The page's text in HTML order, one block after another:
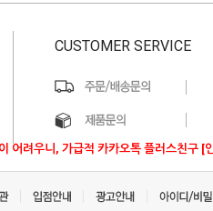
어려우니, 가급적 카카오톡 플러스친구 [
CUSTOMER SERVICE